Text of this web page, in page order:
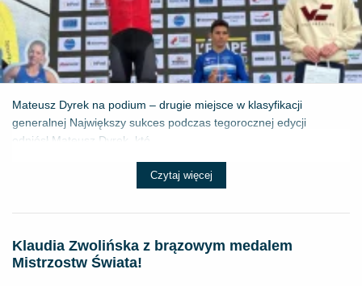
Mateusz Dyrek na podium – drugie miejsce w klasyfikacji
generalnej Największy sukces podczas tegorocznej edycji
odniósł Mateusz Dyrek, któ...
Czytaj więcej
Klaudia Zwolińska z brązowym medalem
Mistrzostw Świata!